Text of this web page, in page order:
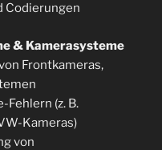
Codierungen
& Kamerasysteme
Frontkameras,
(z. B.
Kameras)
von